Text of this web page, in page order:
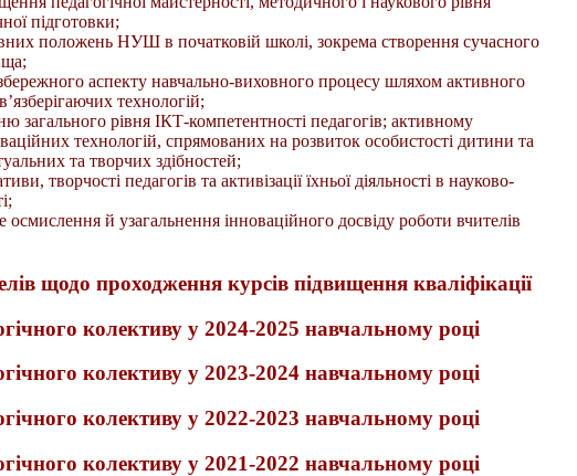
підготовки;
положень НУШ в початковій школі, зокрема створення сучасного
аспекту навчально-виховного процесу шляхом активного
технологій;
загального рівня ІКТ-компетентності педагогів; активному
технологій, спрямованих на розвиток особистості дитини та
та творчих здібностей;
творчості педагогів та активізації їхньої діяльності в науково-
й узагальнення інноваційного досвіду роботи вчителів
щодо проходження курсів підвищення кваліфікації
колективу у 2024-2025 навчальному році
колективу у 2023-2024 навчальному році
колективу у 2022-2023 навчальному році
колективу у 2021-2022 навчальному році